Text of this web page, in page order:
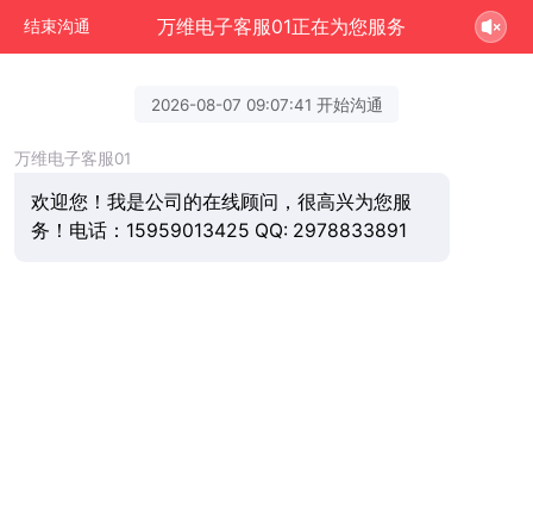
结束沟通 万维电子客服01正在为您服务
2026-08-07 09:07:41 开始沟通
万维电子客服01
欢迎您！我是公司的在线顾问，很高兴为您服
务！电话：15959013425 QQ: 2978833891